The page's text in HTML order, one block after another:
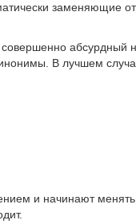
заменяющие
В лучшем
и начинают